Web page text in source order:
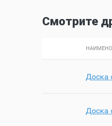
Смотрите
Доска
Доска